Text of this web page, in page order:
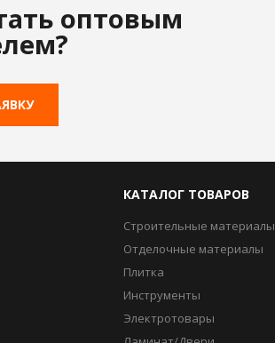
оптовым
КАТАЛОГ ТОВАРОВ
Строительные материалы
Отделочные материалы
Плитка
Инструменты
Электротовары